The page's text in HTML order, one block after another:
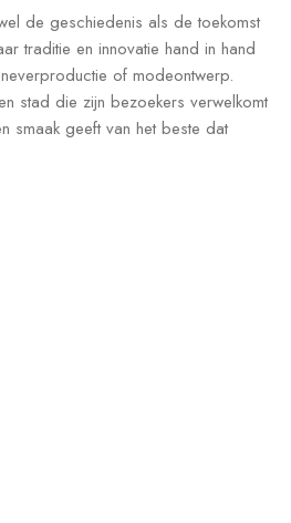
de geschiedenis als de toekomst
traditie en innovatie hand in hand
of modeontwerp.
stad die zijn bezoekers verwelkomt
smaak geeft van het beste dat